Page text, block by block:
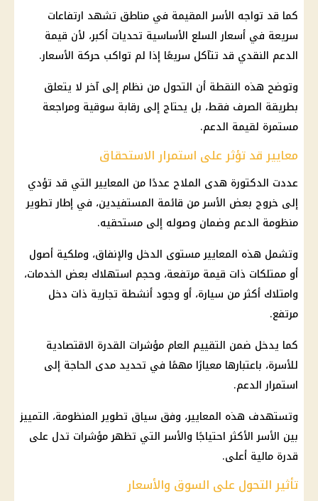
كما قد تواجه الأسر المقيمة في مناطق تشهد ارتفاعات
سريعة في أسعار السلع الأساسية تحديات أكبر، لأن قيمة
الدعم النقدي قد تتآكل سريعًا إذا لم تواكب حركة الأسعار.
وتوضح هذه النقطة أن التحول من نظام إلى آخر لا يتعلق
بطريقة الصرف فقط، بل يحتاج إلى رقابة سوقية ومراجعة
مستمرة لقيمة الدعم.
معايير قد تؤثر على استمرار الاستحقاق
عددت الدكتورة هدى الملاح عددًا من المعايير التي قد تؤدي
إلى خروج بعض الأسر من قائمة المستفيدين، في إطار تطوير
منظومة الدعم وضمان وصوله إلى مستحقيه.
وتشمل هذه المعايير مستوى الدخل والإنفاق، وملكية أصول
أو ممتلكات ذات قيمة مرتفعة، وحجم استهلاك بعض الخدمات،
وامتلاك أكثر من سيارة، أو وجود أنشطة تجارية ذات دخل
مرتفع.
كما يدخل ضمن التقييم العام مؤشرات القدرة الاقتصادية
للأسرة، باعتبارها معيارًا مهمًا في تحديد مدى الحاجة إلى
استمرار الدعم.
وتستهدف هذه المعايير، وفق سياق تطوير المنظومة، التمييز
بين الأسر الأكثر احتياجًا والأسر التي تظهر مؤشرات تدل على
قدرة مالية أعلى.
تأثير التحول على السوق والأسعار